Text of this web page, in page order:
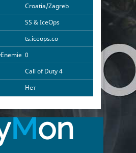
Croatia/Zagreb
SS & IceOps
ts.iceops.co
0
Call of Duty 4
Нет
Mon